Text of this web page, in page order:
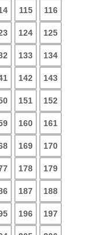
115 116
124 125
133 134
142 143
151 152
160 161
169 170
178 179
187 188
196 197